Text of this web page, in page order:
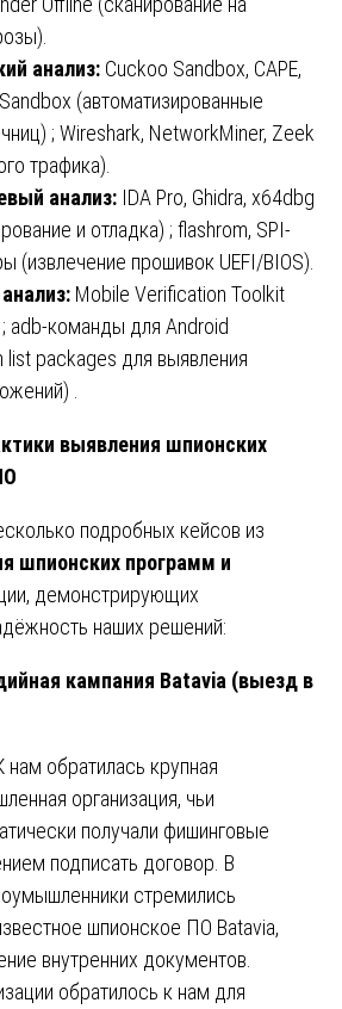
анализ: Cuckoo Sandbox, CAPE,
(автоматизированные
; Wireshark, NetworkMiner, Zeek
трафика).
анализ: IDA Pro, Ghidra, x64dbg
и отладка) ; flashrom, SPI-
(извлечение прошивок UEFI/BIOS).
Mobile Verification Toolkit
adb-команды для Android
list packages для выявления
.
выявления шпионских
подробных кейсов из
шпионских программ и
демонстрирующих
наших решений:
кампания Batavia (выезд в
нам обратилась крупная
организация, чьи
получали фишинговые
подписать договор. В
стремились
шпионское ПО Batavia,
внутренних документов.
обратилось к нам для